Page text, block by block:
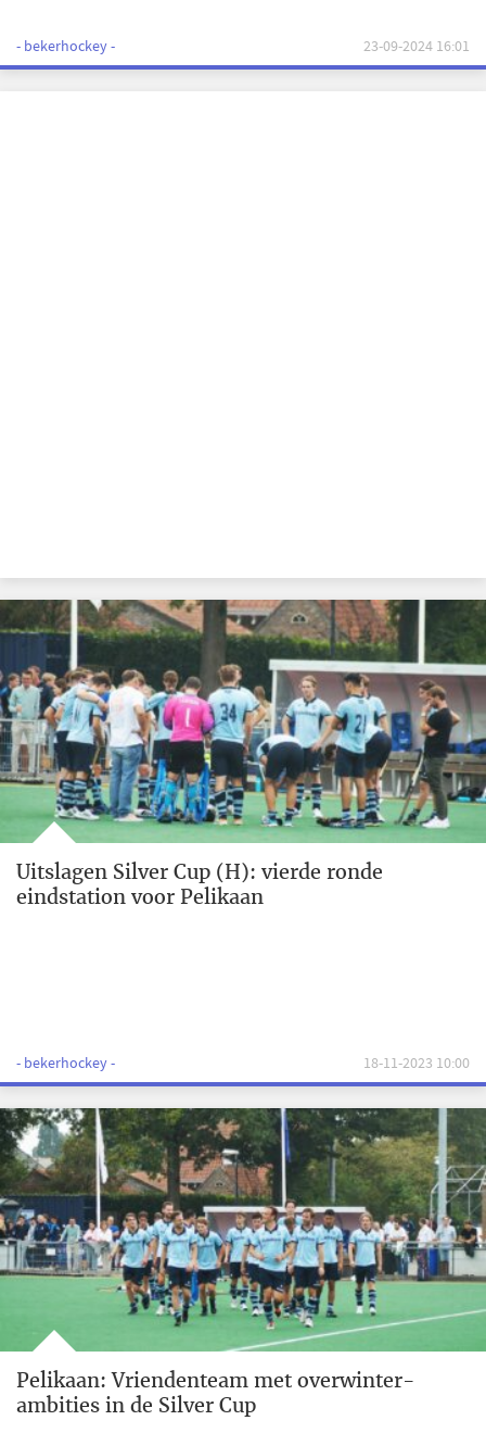
- bekerhockey - 23-09-2024 16:01
Uitslagen Silver Cup (H): vierde ronde
eindstation voor Pelikaan
- bekerhockey - 18-11-2023 10:00
Pelikaan: Vriendenteam met overwinter-
ambities in de Silver Cup